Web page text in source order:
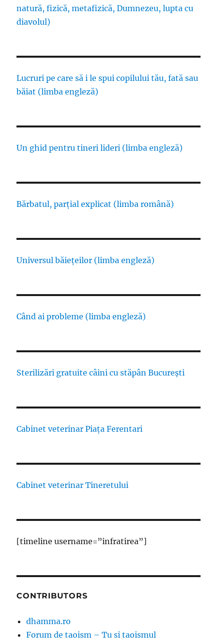
natură, fizică, metafizică, Dumnezeu, lupta cu
diavolul)
Lucruri pe care să i le spui copilului tău, fată sau
băiat (limba engleză)
Un ghid pentru tineri lideri (limba engleză)
Bărbatul, parțial explicat (limba română)
Universul băiețeilor (limba engleză)
Când ai probleme (limba engleză)
Sterilizări gratuite câini cu stăpân București
Cabinet veterinar Piața Ferentari
Cabinet veterinar Tineretului
[timeline username=”infratirea”]
CONTRIBUTORS
dhamma.ro
Forum de taoism – Tu si taoismul